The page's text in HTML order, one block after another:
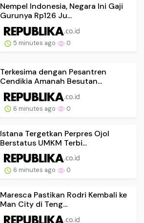
Nempel Indonesia, Negara Ini Gaji
Gurunya Rp126 Ju...
5 minutes ago 0
Terkesima dengan Pesantren
Cendikia Amanah Besutan...
6 minutes ago 0
Istana Tergetkan Perpres Ojol
Berstatus UMKM Terbi...
6 minutes ago 0
Maresca Pastikan Rodri Kembali ke
Man City di Teng...